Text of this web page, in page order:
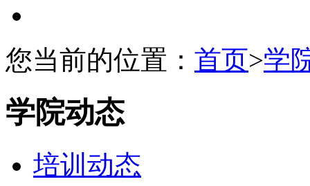
您当前的位置： 首页>学
学院动态
培训动态